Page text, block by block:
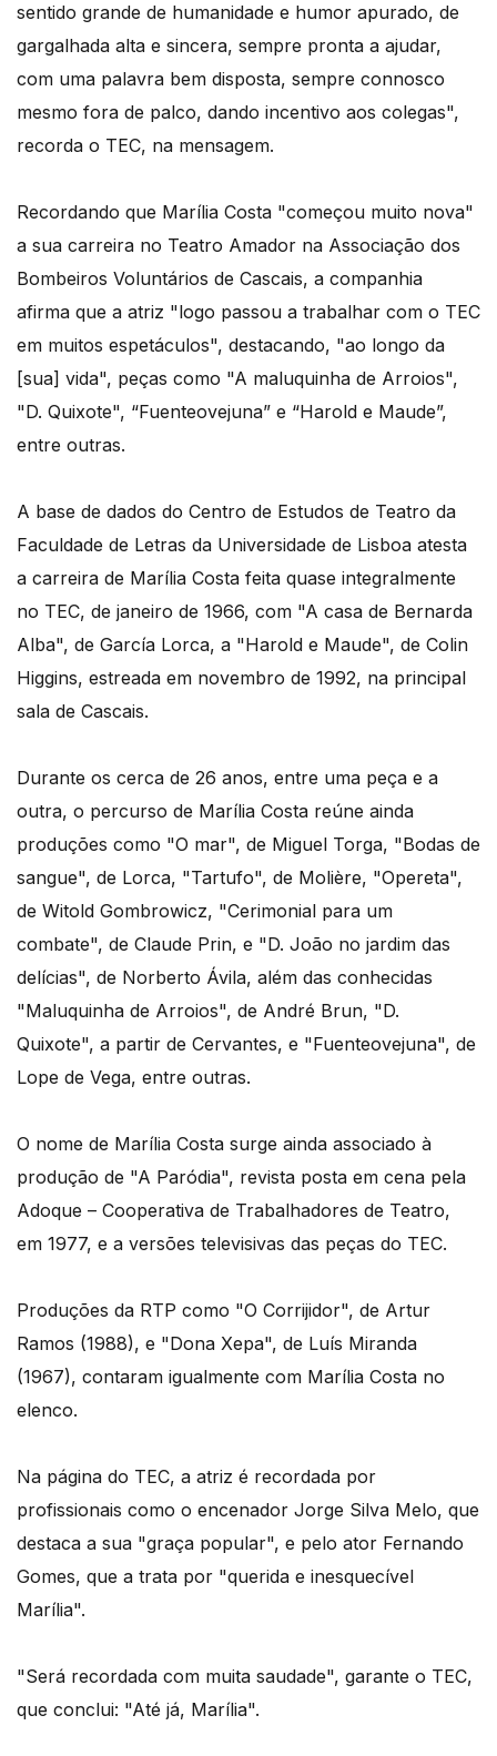
sentido grande de humanidade e humor apurado, de
gargalhada alta e sincera, sempre pronta a ajudar,
com uma palavra bem disposta, sempre connosco
mesmo fora de palco, dando incentivo aos colegas",
recorda o TEC, na mensagem.
Recordando que Marília Costa "começou muito nova"
a sua carreira no Teatro Amador na Associação dos
Bombeiros Voluntários de Cascais, a companhia
afirma que a atriz "logo passou a trabalhar com o TEC
em muitos espetáculos", destacando, "ao longo da
[sua] vida", peças como "A maluquinha de Arroios",
"D. Quixote", “Fuenteovejuna” e “Harold e Maude”,
entre outras.
A base de dados do Centro de Estudos de Teatro da
Faculdade de Letras da Universidade de Lisboa atesta
a carreira de Marília Costa feita quase integralmente
no TEC, de janeiro de 1966, com "A casa de Bernarda
Alba", de García Lorca, a "Harold e Maude", de Colin
Higgins, estreada em novembro de 1992, na principal
sala de Cascais.
Durante os cerca de 26 anos, entre uma peça e a
outra, o percurso de Marília Costa reúne ainda
produções como "O mar", de Miguel Torga, "Bodas de
sangue", de Lorca, "Tartufo", de Molière, "Opereta",
de Witold Gombrowicz, "Cerimonial para um
combate", de Claude Prin, e "D. João no jardim das
delícias", de Norberto Ávila, além das conhecidas
"Maluquinha de Arroios", de André Brun, "D.
Quixote", a partir de Cervantes, e "Fuenteovejuna", de
Lope de Vega, entre outras.
O nome de Marília Costa surge ainda associado à
produção de "A Paródia", revista posta em cena pela
Adoque – Cooperativa de Trabalhadores de Teatro,
em 1977, e a versões televisivas das peças do TEC.
Produções da RTP como "O Corrijidor", de Artur
Ramos (1988), e "Dona Xepa", de Luís Miranda
(1967), contaram igualmente com Marília Costa no
elenco.
Na página do TEC, a atriz é recordada por
profissionais como o encenador Jorge Silva Melo, que
destaca a sua "graça popular", e pelo ator Fernando
Gomes, que a trata por "querida e inesquecível
Marília".
"Será recordada com muita saudade", garante o TEC,
que conclui: "Até já, Marília".